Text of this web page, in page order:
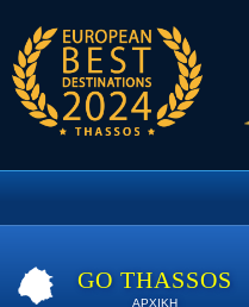
GO THASSOS
ΑΡΧΙΚΗ